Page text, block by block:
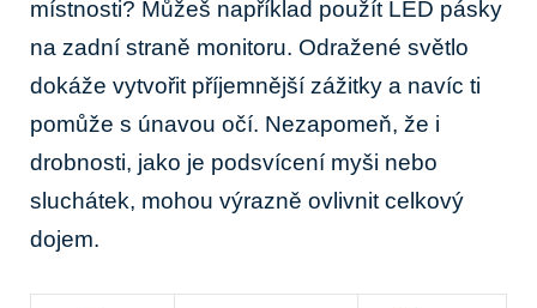
místnosti? Můžeš například použít LED pásky
na zadní straně monitoru. Odražené světlo
dokáže vytvořit příjemnější zážitky a navíc ti
pomůže s únavou očí. Nezapomeň, že i
drobnosti, jako je podsvícení myši nebo
sluchátek, mohou výrazně ovlivnit celkový
dojem.